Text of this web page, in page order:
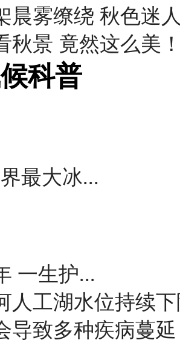
晨雾缭绕 秋色迷
秋景 竟然这么美
科普
最大冰...
一生护...
人工湖水位持续
导致多种疾病蔓延